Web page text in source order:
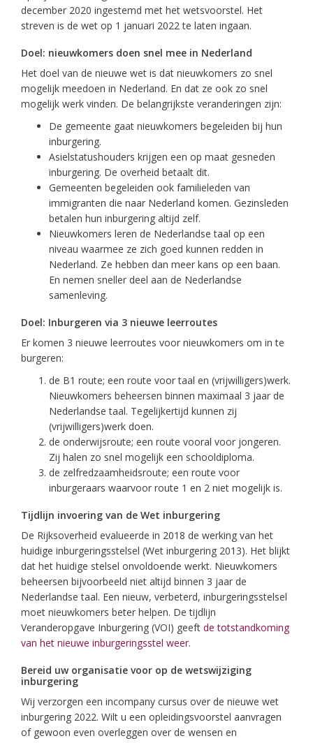
december 2020 ingestemd met het wetsvoorstel. Het
streven is de wet op 1 januari 2022 te laten ingaan.
Doel: nieuwkomers doen snel mee in Nederland
Het doel van de nieuwe wet is dat nieuwkomers zo snel
mogelijk meedoen in Nederland. En dat ze ook zo snel
mogelijk werk vinden. De belangrijkste veranderingen zijn:
De gemeente gaat nieuwkomers begeleiden bij hun
inburgering.
Asielstatushouders krijgen een op maat gesneden
inburgering. De overheid betaalt dit.
Gemeenten begeleiden ook familieleden van
immigranten die naar Nederland komen. Gezinsleden
betalen hun inburgering altijd zelf.
Nieuwkomers leren de Nederlandse taal op een
niveau waarmee ze zich goed kunnen redden in
Nederland. Ze hebben dan meer kans op een baan.
En nemen sneller deel aan de Nederlandse
samenleving.
Doel: Inburgeren via 3 nieuwe leerroutes
Er komen 3 nieuwe leerroutes voor nieuwkomers om in te
burgeren:
de B1 route; een route voor taal en (vrijwilligers)werk.
Nieuwkomers beheersen binnen maximaal 3 jaar de
Nederlandse taal. Tegelijkertijd kunnen zij
(vrijwilligers)werk doen.
de onderwijsroute; een route vooral voor jongeren.
Zij halen zo snel mogelijk een schooldiploma.
de zelfredzaamheidsroute; een route voor
inburgeraars waarvoor route 1 en 2 niet mogelijk is.
Tijdlijn invoering van de Wet inburgering
De Rijksoverheid evalueerde in 2018 de werking van het
huidige inburgeringsstelsel (Wet inburgering 2013). Het blijkt
dat het huidige stelsel onvoldoende werkt. Nieuwkomers
beheersen bijvoorbeeld niet altijd binnen 3 jaar de
Nederlandse taal. Een nieuw, verbeterd, inburgeringsstelsel
moet nieuwkomers beter helpen. De tijdlijn
Veranderopgave Inburgering (VOI) geeft de totstandkoming
van het nieuwe inburgeringsstel weer.
Bereid uw organisatie voor op de wetswijziging
inburgering
Wij verzorgen een incompany cursus over de nieuwe wet
inburgering 2022. Wilt u een opleidingsvoorstel aanvragen
of gewoon even overleggen over de wensen en